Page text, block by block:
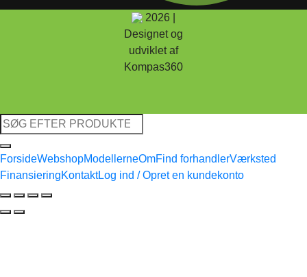
2026 |
Designet og
udviklet af
Kompas360
Søg
efter:
ForsideWebshopModellerneOmFind forhandlerVærksted
FinansieringKontaktLog ind / Opret en kundekonto